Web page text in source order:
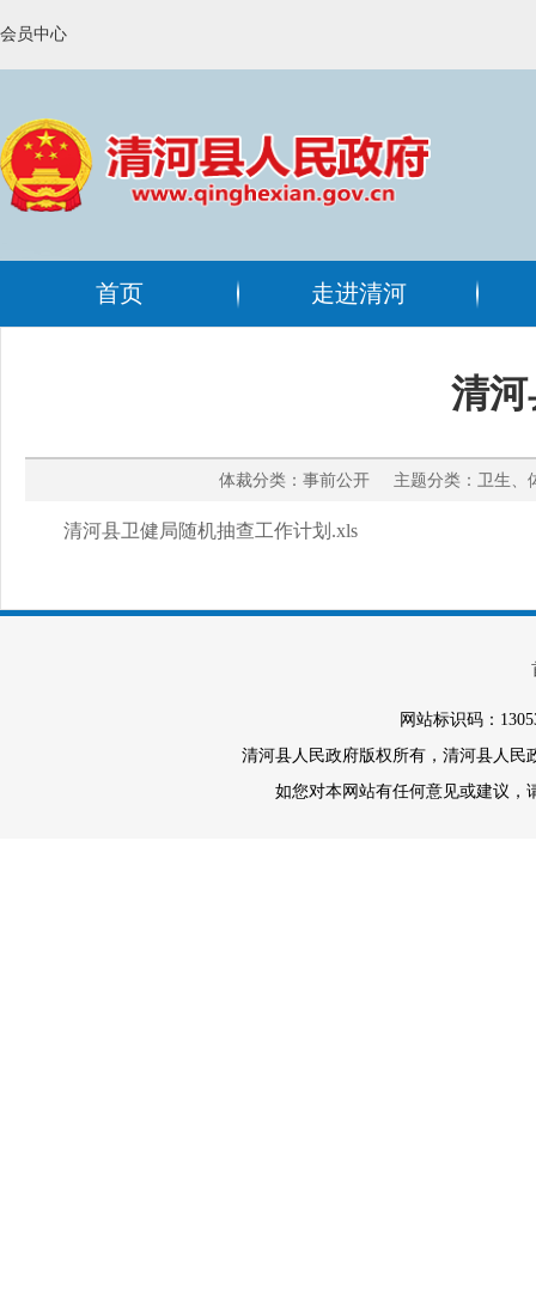
会员中心
首页 走进清河
清
体裁分类：事前公开 主题分类：卫
清河县卫健局随机抽查工作计划.xls
网站标识码：
清河县人民政府版权所有，清河县人
如您对本网站有任何意见或建议，